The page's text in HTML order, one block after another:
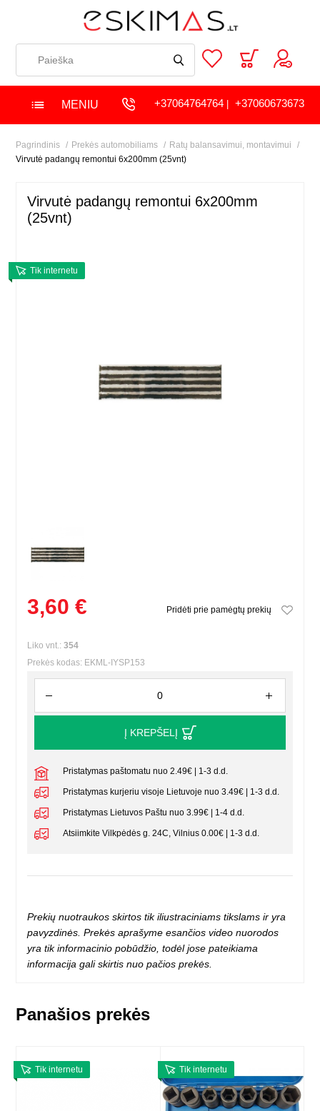
MENIU +37064764764| +37060673673
Pagrindinis Prekės automobiliams
Ratų balansavimui, montavimui
Virvutė padangų remontui 6x200mm (25vnt)
Virvutė padangų remontui 6x200mm
(25vnt)
Tik internetu
3,60 € Pridėti prie pamėgtų prekių
Liko vnt.:354
Prekės kodas: EKML-IYSP153
Į KREPŠELĮ
Pristatymas paštomatu nuo 2.49€ | 1-3 d.d.
Pristatymas kurjeriu visoje Lietuvoje nuo 3.49€ | 1-3 d.d.
Pristatymas Lietuvos Paštu nuo 3.99€ | 1-4 d.d.
Atsiimkite Vilkpėdės g. 24C, Vilnius 0.00€ | 1-3 d.d.
Prekių nuotraukos skirtos tik iliustraciniams tikslams ir yra
pavyzdinės. Prekės aprašyme esančios video nuorodos
yra tik informacinio pobūdžio, todėl jose pateikiama
informacija gali skirtis nuo pačios prekės.
Panašios prekės
Tik internetu Tik internetu